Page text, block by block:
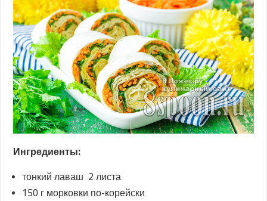
Ингредиенты:
тонкий лаваш 2 листа
150 г морковки по-корейски